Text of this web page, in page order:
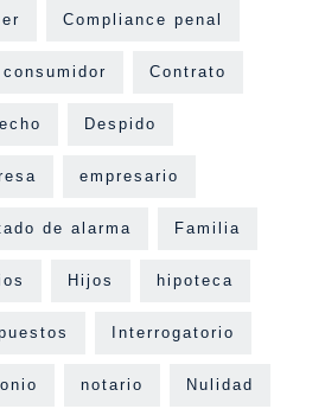
Compliance penal
consumidor Contrato
Despido
empresario
de alarma Familia
Hijos hipoteca
Interrogatorio
notario Nulidad